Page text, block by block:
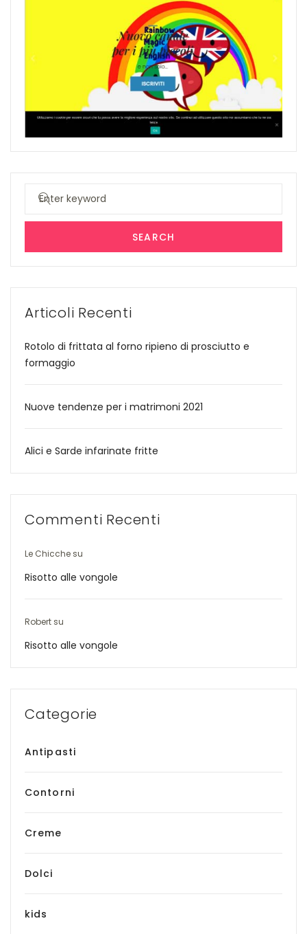
Search
SEARCH
Articoli Recenti
Rotolo di frittata al forno ripieno di prosciutto e
formaggio
Nuove tendenze per i matrimoni 2021
Alici e Sarde infarinate fritte
Commenti Recenti
Le Chicche su
Risotto alle vongole
Robert su
Risotto alle vongole
Categorie
Antipasti
Contorni
Creme
Dolci
kids